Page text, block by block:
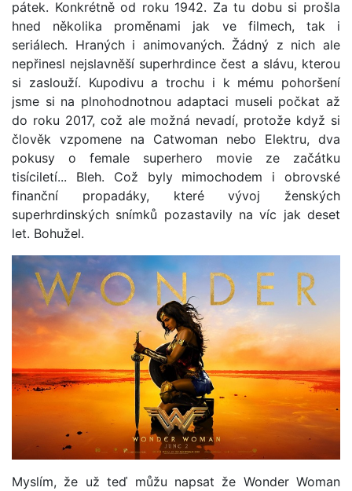
pátek. Konkrétně od roku 1942. Za tu dobu si prošla
hned několika proměnami jak ve filmech, tak i
seriálech. Hraných i animovaných. Žádný z nich ale
nepřinesl nejslavněší superhrdince čest a slávu, kterou
si zaslouží. Kupodivu a trochu i k mému pohoršení
jsme si na plnohodnotnou adaptaci museli počkat až
do roku 2017, což ale možná nevadí, protože když si
člověk vzpomene na Catwoman nebo Elektru, dva
pokusy o female superhero movie ze začátku
tisíciletí... Bleh. Což byly mimochodem i obrovské
finanční propadáky, které vývoj ženských
superhrdinských snímků pozastavily na víc jak deset
let. Bohužel.
Myslím, že už teď můžu napsat že Wonder Woman